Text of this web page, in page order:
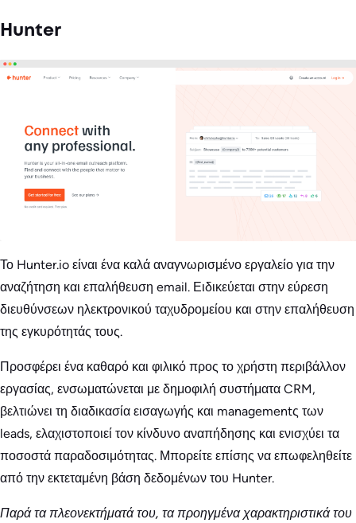
Hunter
Το Hunter.io είναι ένα καλά αναγνωρισμένο εργαλείο για την
αναζήτηση και επαλήθευση email. Ειδικεύεται στην εύρεση
διευθύνσεων ηλεκτρονικού ταχυδρομείου και στην επαλήθευση
της εγκυρότητάς τους.
Προσφέρει ένα καθαρό και φιλικό προς το χρήστη περιβάλλον
εργασίας, ενσωματώνεται με δημοφιλή συστήματα CRM,
βελτιώνει τη διαδικασία εισαγωγής και managementς των
leads, ελαχιστοποιεί τον κίνδυνο αναπήδησης και ενισχύει τα
ποσοστά παραδοσιμότητας. Μπορείτε επίσης να επωφεληθείτε
από την εκτεταμένη βάση δεδομένων του Hunter.
Παρά τα πλεονεκτήματά του, τα προηγμένα χαρακτηριστικά του